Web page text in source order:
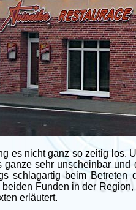
es nicht ganz so zeitig
sehr unscheinbar
schlagartig beim
Funden in der
erläutert.